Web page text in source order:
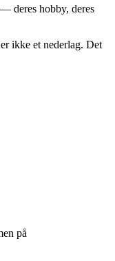
deres hobby, deres
ikke et nederlag. Det
på